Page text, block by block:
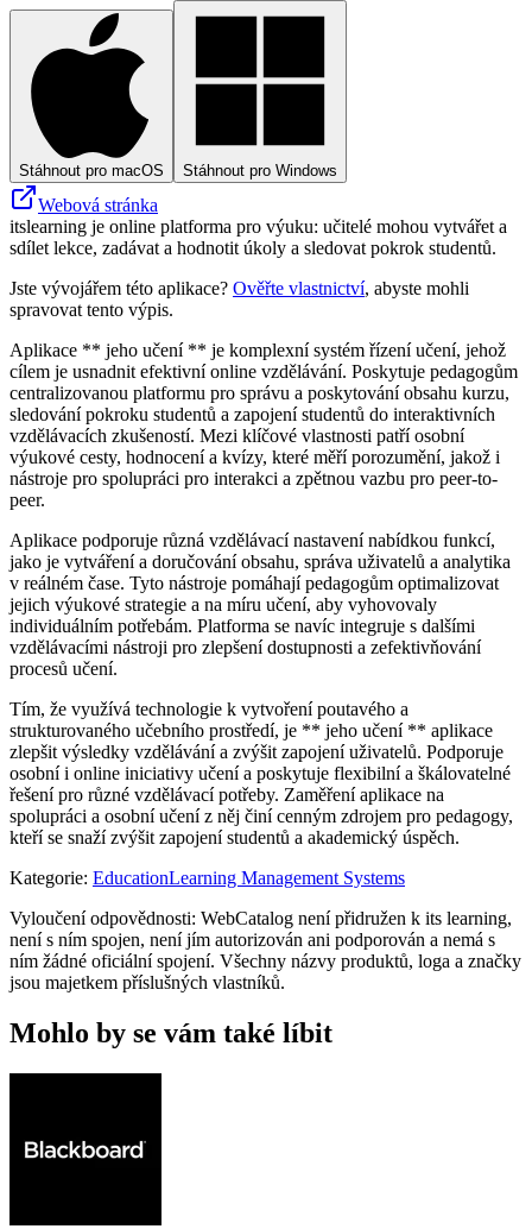
Stáhnout pro macOS Stáhnout pro Windows
Webová stránka
itslearning je online platforma pro výuku: učitelé mohou vytvářet a
sdílet lekce, zadávat a hodnotit úkoly a sledovat pokrok studentů.
Jste vývojářem této aplikace? Ověřte vlastnictví, abyste mohli
spravovat tento výpis.
Aplikace ** jeho učení ** je komplexní systém řízení učení, jehož
cílem je usnadnit efektivní online vzdělávání. Poskytuje pedagogům
centralizovanou platformu pro správu a poskytování obsahu kurzu,
sledování pokroku studentů a zapojení studentů do interaktivních
vzdělávacích zkušeností. Mezi klíčové vlastnosti patří osobní
výukové cesty, hodnocení a kvízy, které měří porozumění, jakož i
nástroje pro spolupráci pro interakci a zpětnou vazbu pro peer-to-
peer.
Aplikace podporuje různá vzdělávací nastavení nabídkou funkcí,
jako je vytváření a doručování obsahu, správa uživatelů a analytika
v reálném čase. Tyto nástroje pomáhají pedagogům optimalizovat
jejich výukové strategie a na míru učení, aby vyhovovaly
individuálním potřebám. Platforma se navíc integruje s dalšími
vzdělávacími nástroji pro zlepšení dostupnosti a zefektivňování
procesů učení.
Tím, že využívá technologie k vytvoření poutavého a
strukturovaného učebního prostředí, je ** jeho učení ** aplikace
zlepšit výsledky vzdělávání a zvýšit zapojení uživatelů. Podporuje
osobní i online iniciativy učení a poskytuje flexibilní a škálovatelné
řešení pro různé vzdělávací potřeby. Zaměření aplikace na
spolupráci a osobní učení z něj činí cenným zdrojem pro pedagogy,
kteří se snaží zvýšit zapojení studentů a akademický úspěch.
Kategorie: EducationLearning Management Systems
Vyloučení odpovědnosti: WebCatalog není přidružen k its learning,
není s ním spojen, není jím autorizován ani podporován a nemá s
ním žádné oficiální spojení. Všechny názvy produktů, loga a značky
jsou majetkem příslušných vlastníků.
Mohlo by se vám také líbit